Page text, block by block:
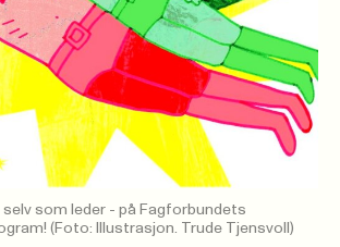
selv som leder - på Fagforbundets
(Foto: Illustrasjon. Trude Tjensvoll)